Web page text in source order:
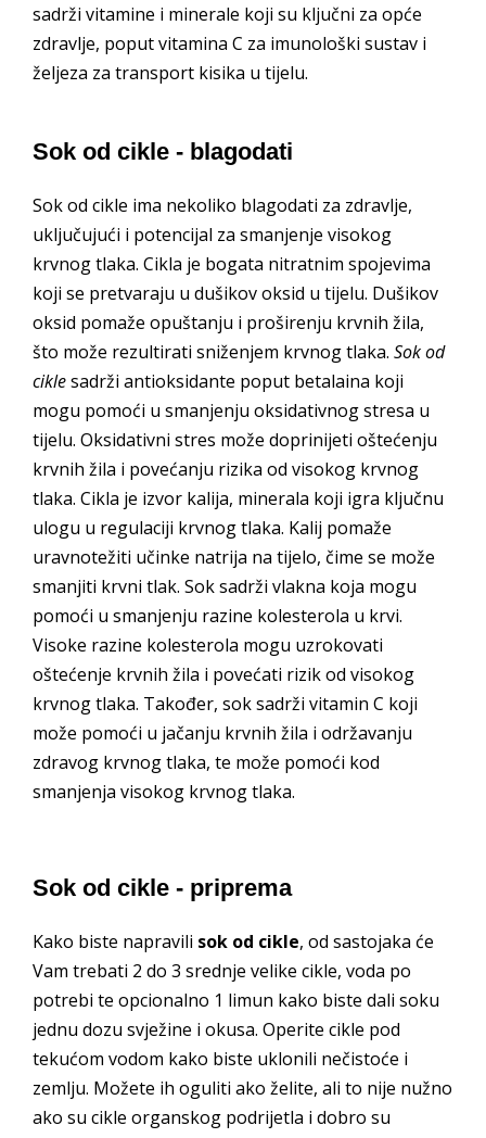
sadrži vitamine i minerale koji su ključni za opće
zdravlje, poput vitamina C za imunološki sustav i
željeza za transport kisika u tijelu.
Sok od cikle - blagodati
Sok od cikle ima nekoliko blagodati za zdravlje,
uključujući i potencijal za smanjenje visokog
krvnog tlaka. Cikla je bogata nitratnim spojevima
koji se pretvaraju u dušikov oksid u tijelu. Dušikov
oksid pomaže opuštanju i proširenju krvnih žila,
što može rezultirati sniženjem krvnog tlaka. Sok od
ciklesadrži antioksidante poput betalaina koji
mogu pomoći u smanjenju oksidativnog stresa u
tijelu. Oksidativni stres može doprinijeti oštećenju
krvnih žila i povećanju rizika od visokog krvnog
tlaka. Cikla je izvor kalija, minerala koji igra ključnu
ulogu u regulaciji krvnog tlaka. Kalij pomaže
uravnotežiti učinke natrija na tijelo, čime se može
smanjiti krvni tlak. Sok sadrži vlakna koja mogu
pomoći u smanjenju razine kolesterola u krvi.
Visoke razine kolesterola mogu uzrokovati
oštećenje krvnih žila i povećati rizik od visokog
krvnog tlaka. Također, sok sadrži vitamin C koji
može pomoći u jačanju krvnih žila i održavanju
zdravog krvnog tlaka, te može pomoći kod
smanjenja visokog krvnog tlaka.
Sok od cikle - priprema
Kako biste napravili sok od cikle, od sastojaka će
Vam trebati 2 do 3 srednje velike cikle, voda po
potrebi te opcionalno 1 limun kako biste dali soku
jednu dozu svježine i okusa. Operite cikle pod
tekućom vodom kako biste uklonili nečistoće i
zemlju. Možete ih oguliti ako želite, ali to nije nužno
ako su cikle organskog podrijetla i dobro su